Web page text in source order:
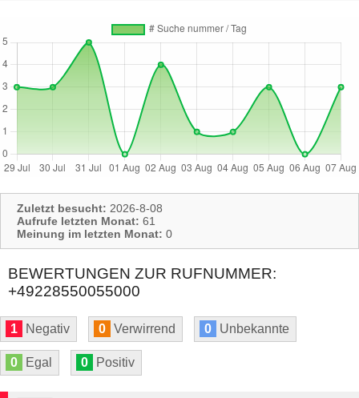
Zuletzt besucht: 2026-8-08
Aufrufe letzten Monat: 61
Meinung im letzten Monat: 0
BEWERTUNGEN ZUR RUFNUMMER:
+49228550055000
1 Negativ 0 Verwirrend 0 Unbekannte
0 Egal 0 Positiv